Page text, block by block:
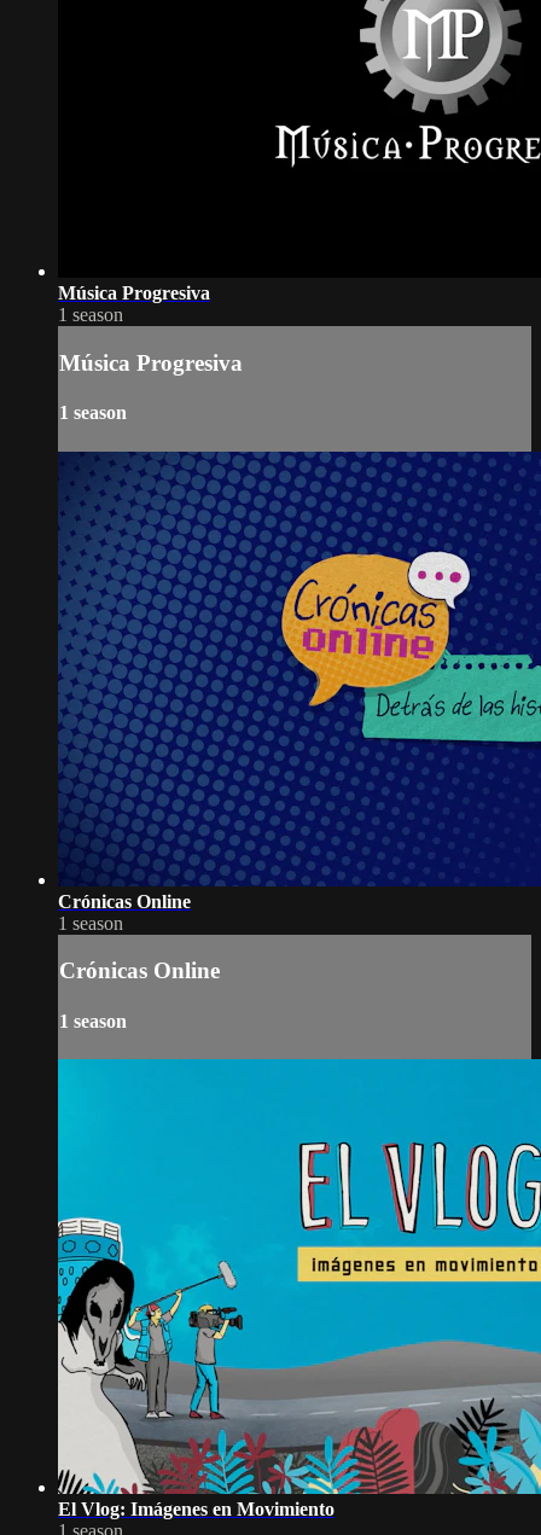
Música Progresiva
1 season
Música Progresiva
1 season
Crónicas Online
1 season
Crónicas Online
1 season
El Vlog: Imágenes en Movimiento
1 season